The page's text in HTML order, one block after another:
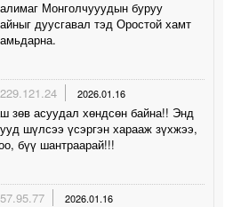
Монголчууудын буруу
дуусгавал тэд Оростой хамт
2026.01.16
зөв асуудал хөндсөн байна!! Энд
шүлсээ үсэргэн харааж зүхжээ,
бүү шантраарай!!!
2026.01.16